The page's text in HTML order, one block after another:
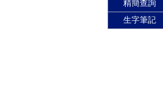
精簡查詢
生字筆記